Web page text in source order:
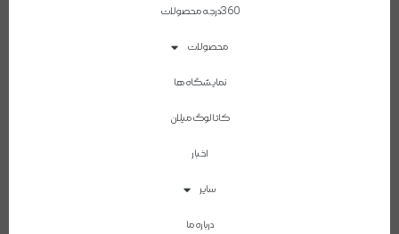
360درجه محصولات
محصولات
نمایشگاه ها
کاتالوگ میلان
اخبار
سایر
درباره ما